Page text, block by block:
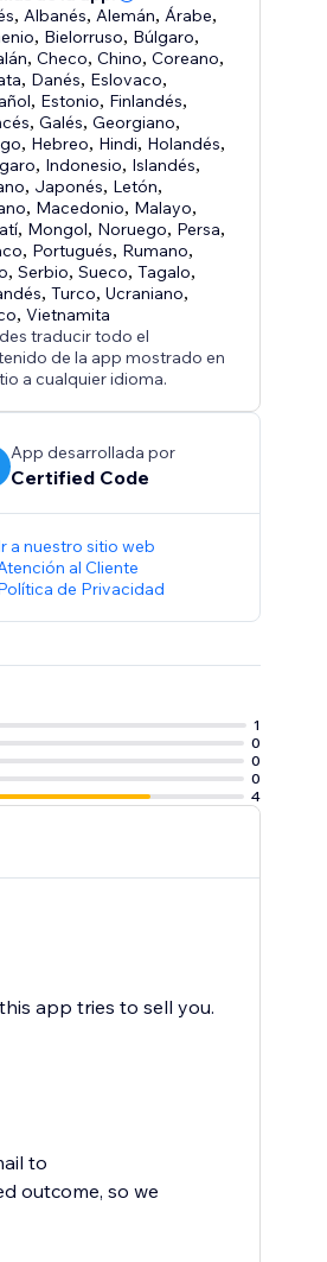
, Albanés, Alemán, Árabe,
, Bielorruso, Búlgaro,
,Checo,Chino,Coreano,
, Danés, Eslovaco,
, Estonio, Finlandés,
,Galés,Georgiano,
, Hebreo, Hindi, Holandés,
, Indonesio, Islandés,
, Japonés, Letón,
, Macedonio, Malayo,
, Mongol, Noruego, Persa,
, Portugués, Rumano,
,Serbio,Sueco,Tagalo,
,Turco,Ucraniano,
,Vietnamita
traducir todo el
de la app mostrado en
a cualquier idioma.
App desarrollada por
Certified Code
a nuestro sitio web
al Cliente
de Privacidad
1
0
0
0
4
app tries to sell you.
to
outcome, so we